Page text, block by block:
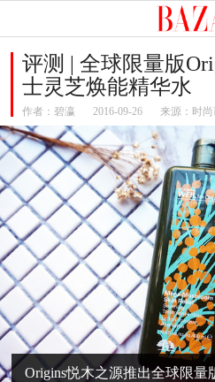
评测 | 全球限量版
士灵芝焕能精华水
作者： 碧瀛 2016-09-26 来源：时
Origins悦木之源推出全球限